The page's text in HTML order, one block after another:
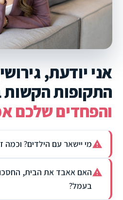
אני יודעת,
התקופות הקשות
והפחדים שלכם
מי יישאר עם הילדים?
האם אאבד את הבית,
בעמל?